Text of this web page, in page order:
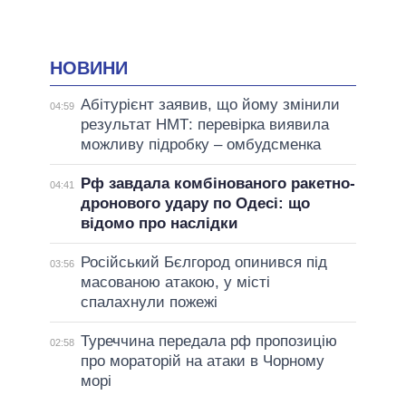
НОВИНИ
04:59 Абітурієнт заявив, що йому змінили
результат НМТ: перевірка виявила
можливу підробку – омбудсменка
04:41
Рф завдала комбінованого ракетно-
дронового удару по Одесі: що
відомо про наслідки
03:56
Російський Бєлгород опинився під
масованою атакою, у місті
спалахнули пожежі
02:58 Туреччина передала рф пропозицію
про мораторій на атаки в Чорному
морі